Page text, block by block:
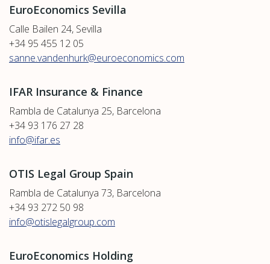
EuroEconomics Sevilla
Calle Bailen 24, Sevilla
+34 95 455 12 05
sanne.vandenhurk@euroeconomics.com
IFAR Insurance & Finance
Rambla de Catalunya 25, Barcelona
+34 93 176 27 28
info@ifar.es
OTIS Legal Group Spain
Rambla de Catalunya 73, Barcelona
+34 93 272 50 98
info@otislegalgroup.com
EuroEconomics Holding